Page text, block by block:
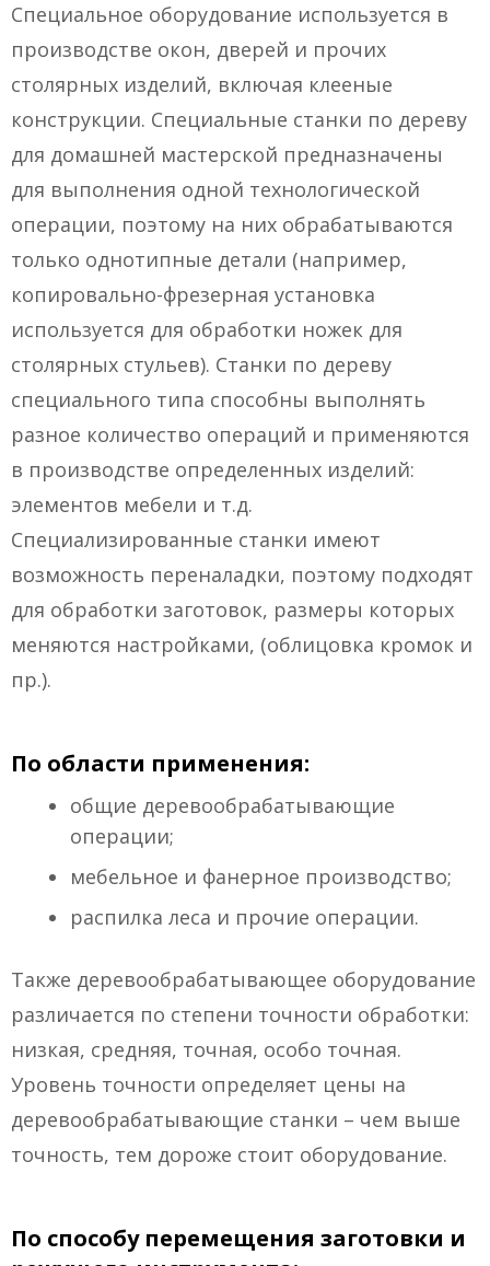
Специальное оборудование используется в
производстве окон, дверей и прочих
столярных изделий, включая клееные
конструкции. Специальные станки по дереву
для домашней мастерской предназначены
для выполнения одной технологической
операции, поэтому на них обрабатываются
только однотипные детали (например,
копировально-фрезерная установка
используется для обработки ножек для
столярных стульев). Станки по дереву
специального типа способны выполнять
разное количество операций и применяются
в производстве определенных изделий:
элементов мебели и т.д.
Специализированные станки имеют
возможность переналадки, поэтому подходят
для обработки заготовок, размеры которых
меняются настройками, (облицовка кромок и
пр.).
По области применения:
общие деревообрабатывающие
операции;
мебельное и фанерное производство;
распилка леса и прочие операции.
Также деревообрабатывающее оборудование
различается по степени точности обработки:
низкая, средняя, точная, особо точная.
Уровень точности определяет цены на
деревообрабатывающие станки – чем выше
точность, тем дороже стоит оборудование.
По способу перемещения заготовки и